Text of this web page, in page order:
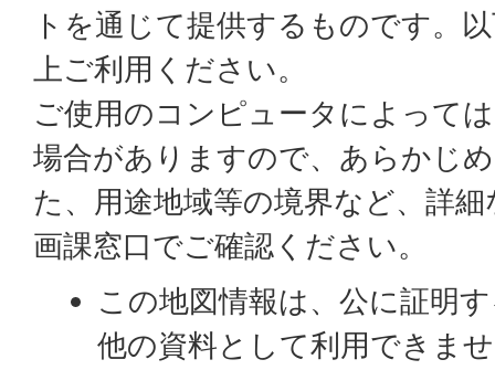
トを通じて提供するものです。
上ご利用ください。
ご使用のコンピュータによって
場合がありますので、あらかじ
た、用途地域等の境界など、詳
画課窓口でご確認ください。
この地図情報は、公に証明
他の資料として利用できま